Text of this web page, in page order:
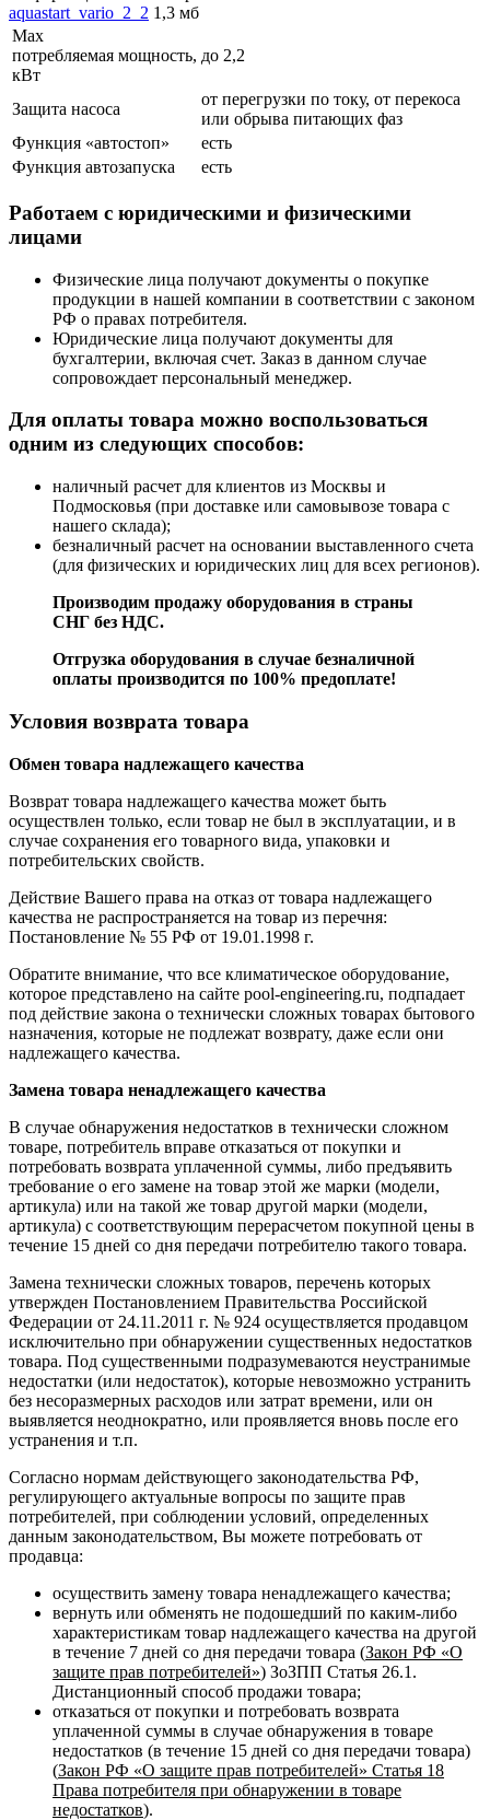
aquastart_vario_2_2 1,3 мб
Max
потребляемая мощность,
кВт
до 2,2
Защита насоса
от перегрузки по току, от перекоса
или обрыва питающих фаз
Функция «автостоп»
есть
Функция автозапуска
есть
Работаем с юридическими и физическими
лицами
Физические лица получают документы о покупке
продукции в нашей компании в соответствии с законом
РФ о правах потребителя.
Юридические лица получают документы для
бухгалтерии, включая счет. Заказ в данном случае
сопровождает персональный менеджер.
Для оплаты товара можно воспользоваться
одним из следующих способов:
наличный расчет для клиентов из Москвы и
Подмосковья (при доставке или самовывозе товара с
нашего склада);
безналичный расчет на основании выставленного счета
(для физических и юридических лиц для всех регионов).
Производим продажу оборудования в страны
СНГ без НДС.
Отгрузка оборудования в случае безналичной
оплаты производится по 100% предоплате!
Условия возврата товара
Обмен товара надлежащего качества
Возврат товара надлежащего качества может быть
осуществлен только, если товар не был в эксплуатации, и в
случае сохранения его товарного вида, упаковки и
потребительских свойств.
Действие Вашего права на отказ от товара надлежащего
качества не распространяется на товар из перечня:
Постановление № 55 РФ от 19.01.1998 г.
Обратите внимание, что все климатическое оборудование,
которое представлено на сайте pool-engineering.ru, подпадает
под действие закона о технически сложных товарах бытового
назначения, которые не подлежат возврату, даже если они
надлежащего качества.
Замена товара ненадлежащего качества
В случае обнаружения недостатков в технически сложном
товаре, потребитель вправе отказаться от покупки и
потребовать возврата уплаченной суммы, либо предъявить
требование о его замене на товар этой же марки (модели,
артикула) или на такой же товар другой марки (модели,
артикула) с соответствующим перерасчетом покупной цены в
течение 15 дней со дня передачи потребителю такого товара.
Замена технически сложных товаров, перечень которых
утвержден Постановлением Правительства Российской
Федерации от 24.11.2011 г. № 924 осуществляется продавцом
исключительно при обнаружении существенных недостатков
товара. Под существенными подразумеваются неустранимые
недостатки (или недостаток), которые невозможно устранить
без несоразмерных расходов или затрат времени, или он
выявляется неоднократно, или проявляется вновь после его
устранения и т.п.
Согласно нормам действующего законодательства РФ,
регулирующего актуальные вопросы по защите прав
потребителей, при соблюдении условий, определенных
данным законодательством, Вы можете потребовать от
продавца:
осуществить замену товара ненадлежащего качества;
вернуть или обменять не подошедший по каким-либо
характеристикам товар надлежащего качества на другой
в течение 7 дней со дня передачи товара (Закон РФ «О
защите прав потребителей») ЗоЗПП Статья 26.1.
Дистанционный способ продажи товара;
отказаться от покупки и потребовать возврата
уплаченной суммы в случае обнаружения в товаре
недостатков (в течение 15 дней со дня передачи товара)
(Закон РФ «О защите прав потребителей» Статья 18
Права потребителя при обнаружении в товаре
недостатков).